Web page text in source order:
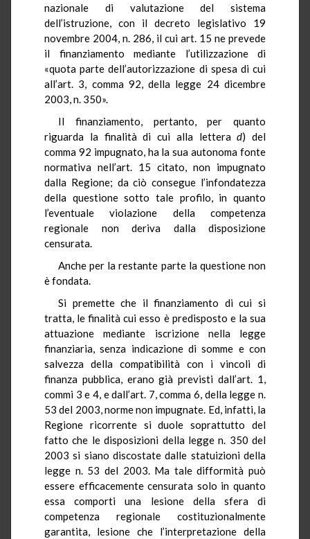
nazionale di valutazione del sistema
dell’istruzione, con il decreto legislativo 19
novembre 2004, n. 286, il cui art. 15 ne prevede
il finanziamento mediante l’utilizzazione di
«quota parte dell’autorizzazione di spesa di cui
all’art. 3, comma 92, della legge 24 dicembre
2003, n. 350».
Il finanziamento, pertanto, per quanto
riguarda la finalità di cui alla letterad) del
comma 92 impugnato, ha la sua autonoma fonte
normativa nell’art. 15 citato, non impugnato
dalla Regione; da ciò consegue l’infondatezza
della questione sotto tale profilo, in quanto
l’eventuale violazione della competenza
regionale non deriva dalla disposizione
censurata.
Anche per la restante parte la questione non
è fondata.
Si premette che il finanziamento di cui si
tratta, le finalità cui esso è predisposto e la sua
attuazione mediante iscrizione nella legge
finanziaria, senza indicazione di somme e con
salvezza della compatibilità con i vincoli di
finanza pubblica, erano già previsti dall’art. 1,
commi 3 e 4, e dall’art. 7, comma 6, della legge n.
53 del 2003, norme non impugnate. Ed, infatti, la
Regione ricorrente si duole soprattutto del
fatto che le disposizioni della legge n. 350 del
2003 si siano discostate dalle statuizioni della
legge n. 53 del 2003. Ma tale difformità può
essere efficacemente censurata solo in quanto
essa comporti una lesione della sfera di
competenza regionale costituzionalmente
garantita, lesione che l’interpretazione della